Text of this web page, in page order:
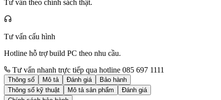
Tư vấn theo chính sách thật.
Tư vấn cấu hình
Hotline hỗ trợ build PC theo nhu cầu.
Tư vấn nhanh trực tiếp qua hotline 085 697 1111
Thông số Mô tả Đánh giá
Bảo hành
Thông số kỹ thuật
Mô tả sản phẩm
Đánh giá